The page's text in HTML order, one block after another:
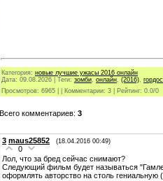
Категория: новые лучшие ужасы 2016 онлайн
Дата: 09.08.2026 Теги: зомби, онлайн, (2016),
Просмотров: 6965 Комментарии: 3 Рейтинг: 0.0/0
Всего комментариев: 3
3 maus25852 (18.04.2016 00:49)
0
Лол, что за бред сейчас снимают?
Следующий фильм будет называться
оформлять авторство на столь гениальную